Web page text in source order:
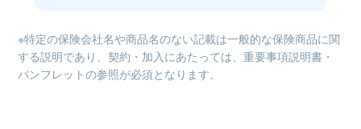
※特定の保険会社名や商品名のない記載は一般的な保険商品に関
する説明であり、契約・加入にあたっては、重要事項説明書・
パンフレットの参照が必須となります。